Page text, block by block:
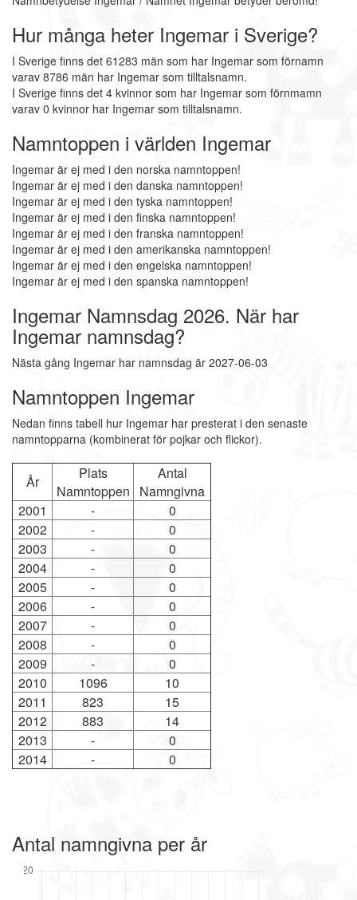
Hur många heter Ingemar i Sverige?
I Sverige finns det 61283 män som har Ingemar som förnamn
varav 8786 män har Ingemar som tilltalsnamn.
I Sverige finns det 4 kvinnor som har Ingemar som förnmamn
varav 0 kvinnor har Ingemar som tilltalsnamn.
Namntoppen i världen Ingemar
Ingemar är ej med i den norska namntoppen!
Ingemar är ej med i den danska namntoppen!
Ingemar är ej med i den tyska namntoppen!
Ingemar är ej med i den finska namntoppen!
Ingemar är ej med i den franska namntoppen!
Ingemar är ej med i den amerikanska namntoppen!
Ingemar är ej med i den engelska namntoppen!
Ingemar är ej med i den spanska namntoppen!
Ingemar Namnsdag 2026. När har
Ingemar namnsdag?
Nästa gång Ingemar har namnsdag är 2027-06-03
Namntoppen Ingemar
Nedan finns tabell hur Ingemar har presterat i den senaste
namntopparna (kombinerat för pojkar och flickor).
År
Plats
Namntoppen
Antal
Namngivna
2001
-
0
2002
-
0
2003
-
0
2004
-
0
2005
-
0
2006
-
0
2007
-
0
2008
-
0
2009
-
0
2010
1096
10
2011
823
15
2012
883
14
2013
-
0
2014
- 0
Antal namngivna per år